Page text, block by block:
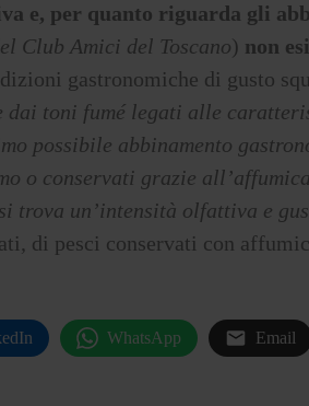
e, per quanto riguarda gli
Club Amici del Toscano) non
gastronomiche di gusto
dai toni fumé legati alle
possibile abbinamento
o conservati grazie
trova un’intensità olfattiva e
di pesci conservati con
WhatsApp Email